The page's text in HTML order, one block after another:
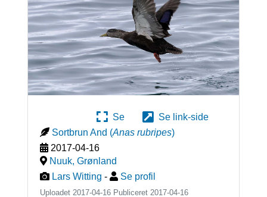
Se
Se link-side
Sortbrun And (Anas rubripes)
2017-04-16
Nuuk, Grønland
Lars Witting - Se profil
Uploadet 2017-04-16 Publiceret 2017-04-16